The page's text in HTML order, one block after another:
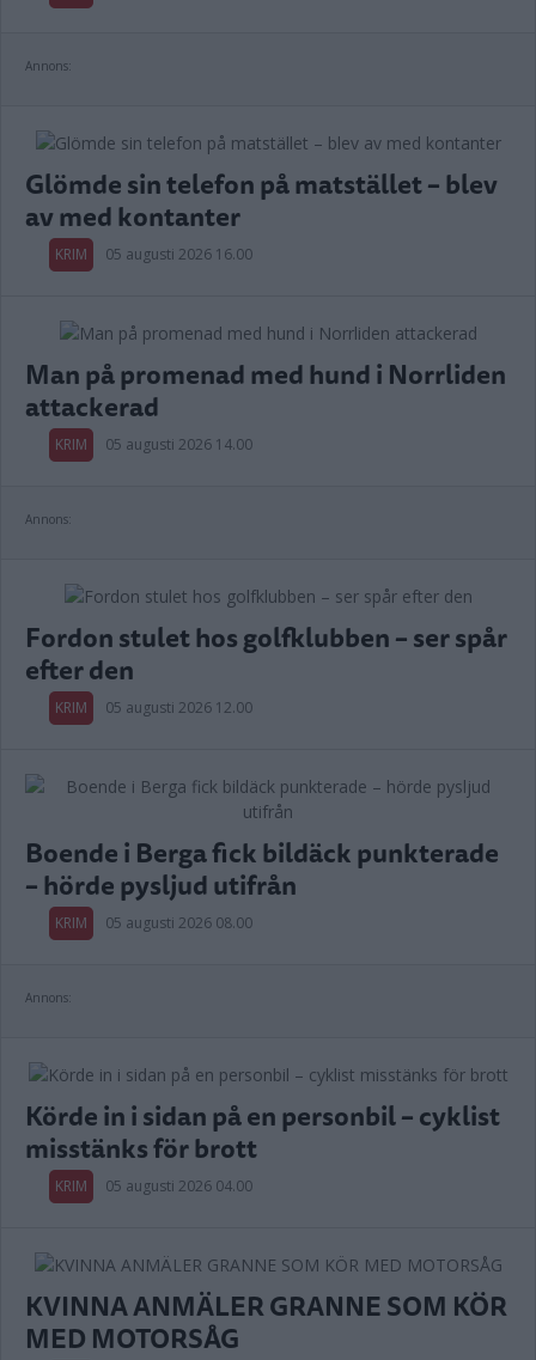
Annons:
Glömde sin telefon på matstället – blev
av med kontanter
KRIM 05 augusti 2026 16.00
Man på promenad med hund i Norrliden
attackerad
KRIM 05 augusti 2026 14.00
Annons:
Fordon stulet hos golfklubben – ser spår
efter den
KRIM 05 augusti 2026 12.00
Boende i Berga fick bildäck punkterade
– hörde pysljud utifrån
KRIM 05 augusti 2026 08.00
Annons:
Körde in i sidan på en personbil – cyklist
misstänks för brott
KRIM 05 augusti 2026 04.00
KVINNA ANMÄLER GRANNE SOM KÖR
MED MOTORSÅG